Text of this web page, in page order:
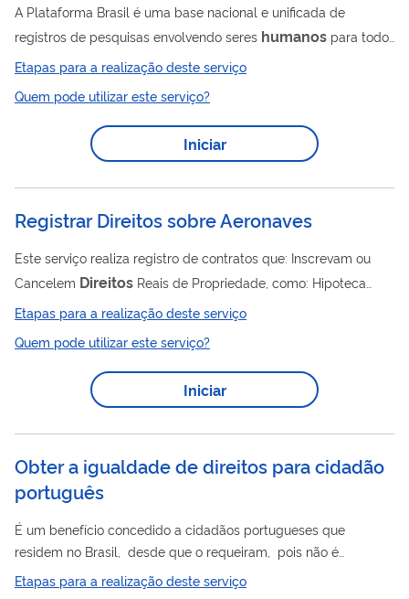
A Plataforma Brasil é uma base nacional e unificada de
registros de pesquisas envolvendo seres humanos para todo
o Sistema CEP/Conep. Ela permite que as pesquisas sejam
acompanhadas em seus diferentes estágios - desde sua
submissão até a aprovação final pelo Comitê de Ética em
Pesquisa (CEP) e/ou pela Conep, quando necessário –
possibilitando, inclusive, o acompanhamento da fase de
pesquisas (quando concluídas). A Plataforma...
Etapas para a realização deste serviço
Quem pode utilizar este serviço?
Iniciar
Registrar Direitos sobre Aeronaves
Este serviço realiza registro de contratos que: Inscrevam ou
Cancelem Direitos Reais de Propriedade, como: Hipoteca
Contratos de Compra e Venda com Reserva de Domínio
de Uso com mudança de Operador, como: Arrendamento
Direitos
de Uso: contratos que
Etapas para a realização deste serviço
Quem pode utilizar este serviço?
Iniciar
Obter a igualdade de direitos para cidadão
português
É um benefício concedido a cidadãos portugueses que
residem no Brasil, desde que o requeiram, pois não é
automático, e que lhes garante a igualdade de
Etapas para a realização deste serviço